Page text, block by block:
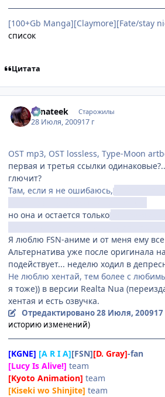
[100+Gb Manga][Claymore][Fate/stay
список
Цитата
Fanateek Старожилы
28 Июля, 200917 г
OST mp3, OST lossless, Type-Moon
первая и третья ссылки
глючит?
Там, если я не ошибаюсь,
но она и остается только
Я люблю FSN-аниме и от меня ему все
Альтернатива уже после оригинала
подействует... неделю ходил в
Не люблю хентай, тем более с
я тоже)) в версии Realta Nua
хентая и есть озвучка.
Отредактировано28 Июля, 200917
историю изменений)
[KGNE] [A R I A][FSN][D. Gray]-fan
[Lucy Is Alive!] team
[Kyoto Animation] team
[Kiseki wo Shinjite] team